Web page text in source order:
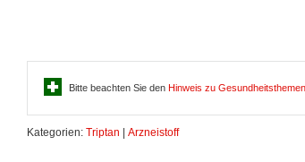
Bitte beachten Sie den Hinweis zu Gesundheitsthemen
Kategorien: Triptan Arzneistoff